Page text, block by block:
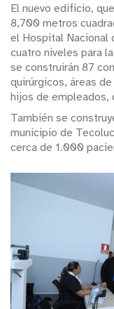
El nuevo edificio,
8,700 metros
el Hospital Nacional
cuatro niveles para
se construirán 87
quirúrgicos, áreas
hijos de empleados,
También se
municipio de
cerca de 1.000